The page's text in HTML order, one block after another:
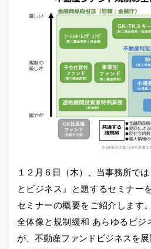
１２月６日（木）、当事務所で
とビジネス』と題するセミナー
セミナーの概要をご紹介します
全体像と規制緩和 あらゆるビジ
が、不動産ファンドビジネスを